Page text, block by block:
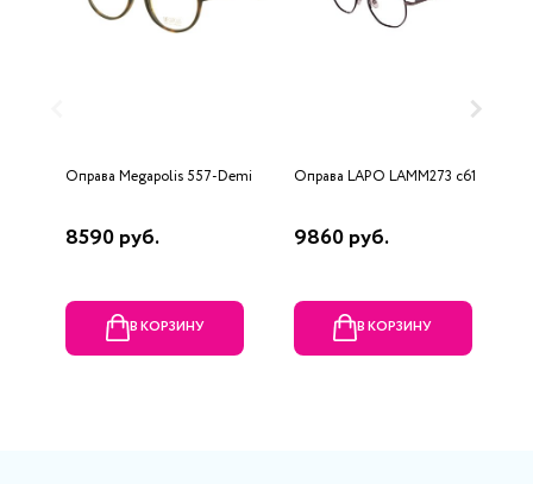
Оправа Megapolis 557-Demi
8590 руб.
В КОРЗИНУ
Оправа LAPO LAMM273 c61
9860 руб.
В КОРЗИНУ